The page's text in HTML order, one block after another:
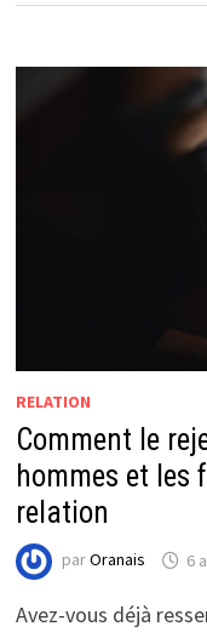
RELATION
Comment le
hommes et les
relation
parOranais 6
Avez-vous déjà